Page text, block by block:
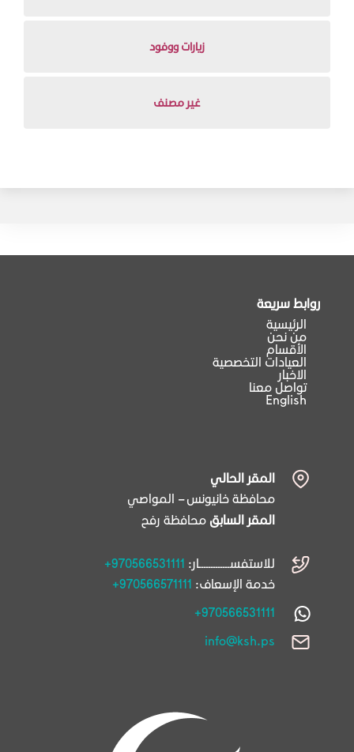
زيارات ووفود
غير مصنف
روابط سريعة
الرئيسية
من نحن
الأقسام
العيادات التخصصية
الاخبار
تواصل معنا
English
المقر الحالي
محافظة خانيونس – المواصي
المقر السابق محافظة رفح
للاستفســـــــــــــار: +970566531111
خدمة الإسعاف: +970566571111
+970566531111
info@ksh.ps